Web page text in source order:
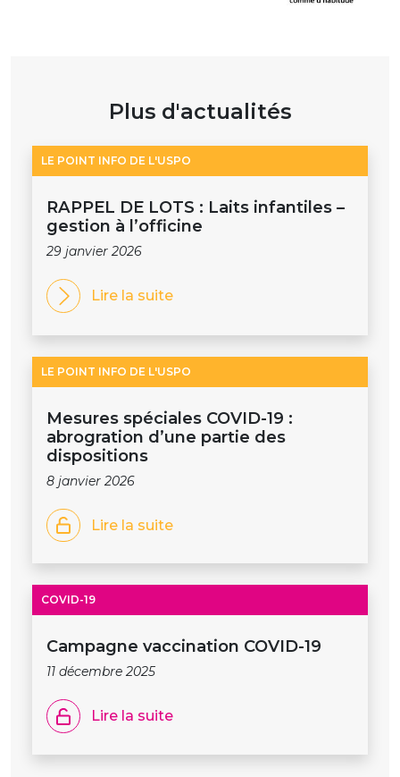
Plus d'actualités
LE POINT INFO DE L'USPO
RAPPEL DE LOTS : Laits infantiles –
gestion à l’officine
29 janvier 2026
Lire la suite
LE POINT INFO DE L'USPO
Mesures spéciales COVID-19 :
abrogration d’une partie des
dispositions
8 janvier 2026
Lire la suite
COVID-19
Campagne vaccination COVID-19
11 décembre 2025
Lire la suite